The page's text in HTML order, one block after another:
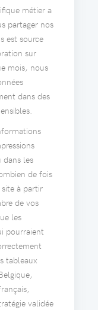
métier a
partager nos
est source
sur
mois, nous
dans des
dans les
de fois
à partir
de vos
les
pourraient
tableaux
validée